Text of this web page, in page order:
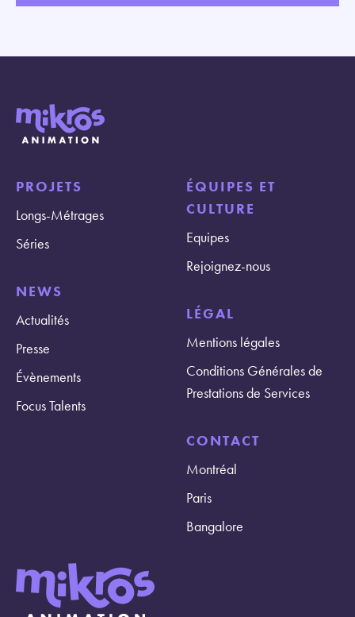
PROJETS
Longs-Métrages
Séries
NEWS
Actualités
Presse
Évènements
Focus Talents
ÉQUIPES ET
CULTURE
Equipes
Rejoignez-nous
LÉGAL
Mentions légales
Conditions Générales de
Prestations de Services
CONTACT
Montréal
Paris
Bangalore